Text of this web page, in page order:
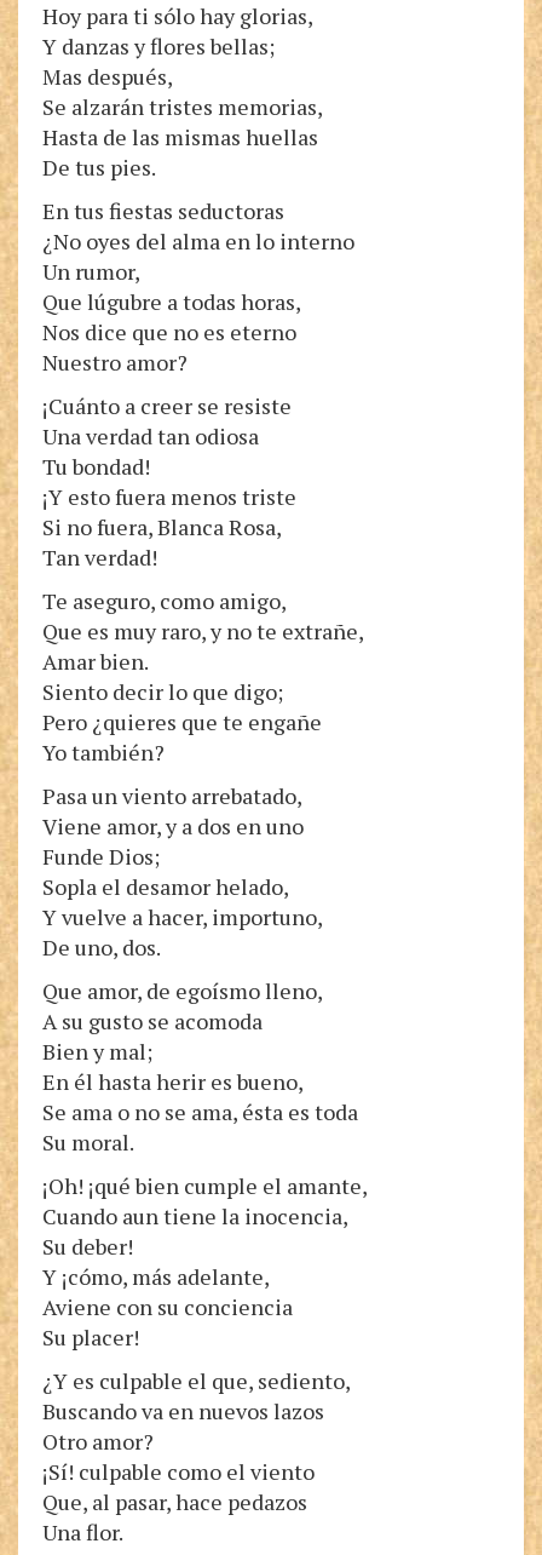
Hoy para ti sólo hay glorias,
Y danzas y flores bellas;
Mas después,
Se alzarán tristes memorias,
Hasta de las mismas huellas
De tus pies.
En tus fiestas seductoras
¿No oyes del alma en lo interno
Un rumor,
Que lúgubre a todas horas,
Nos dice que no es eterno
Nuestro amor?
¡Cuánto a creer se resiste
Una verdad tan odiosa
Tu bondad!
¡Y esto fuera menos triste
Si no fuera, Blanca Rosa,
Tan verdad!
Te aseguro, como amigo,
Que es muy raro, y no te extrañe,
Amar bien.
Siento decir lo que digo;
Pero ¿quieres que te engañe
Yo también?
Pasa un viento arrebatado,
Viene amor, y a dos en uno
Funde Dios;
Sopla el desamor helado,
Y vuelve a hacer, importuno,
De uno, dos.
Que amor, de egoísmo lleno,
A su gusto se acomoda
Bien y mal;
En él hasta herir es bueno,
Se ama o no se ama, ésta es toda
Su moral.
¡Oh! ¡qué bien cumple el amante,
Cuando aun tiene la inocencia,
Su deber!
Y ¡cómo, más adelante,
Aviene con su conciencia
Su placer!
¿Y es culpable el que, sediento,
Buscando va en nuevos lazos
Otro amor?
¡Sí! culpable como el viento
Que, al pasar, hace pedazos
Una flor.